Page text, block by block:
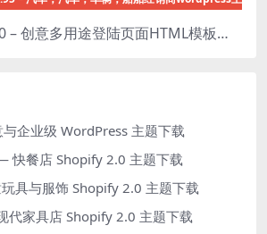
Crone v1.1.0 – 创意多用途登陆页面HTML模板下载
企业级 WordPress 主题下载
餐店 Shopify 2.0 主题下载
具与服饰 Shopify 2.0 主题下载
家具店 Shopify 2.0 主题下载